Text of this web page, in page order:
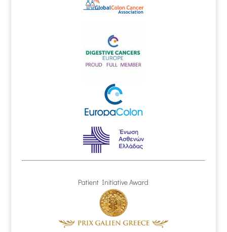
Patient Initiative Award